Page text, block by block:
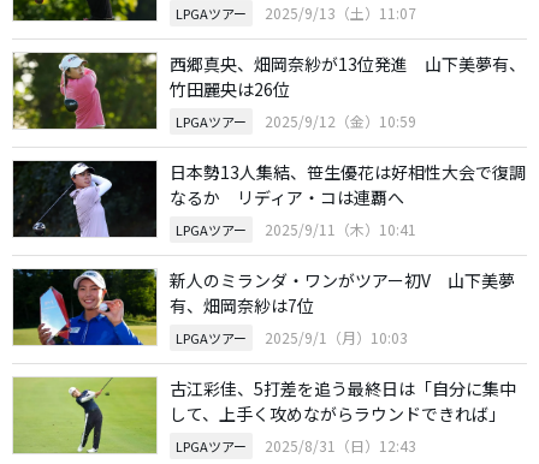
LPGAツアー 2025/9/13（土）11:07
西郷真央、畑岡奈紗が13位発進 山下美夢有、
竹田麗央は26位
LPGAツアー 2025/9/12（金）10:59
日本勢13人集結、笹生優花は好相性大会で復調
なるか リディア・コは連覇へ
LPGAツアー 2025/9/11（木）10:41
新人のミランダ・ワンがツアー初V 山下美夢
有、畑岡奈紗は7位
LPGAツアー 2025/9/1（月）10:03
古江彩佳、5打差を追う最終日は「自分に集中
して、上手く攻めながらラウンドできれば」
LPGAツアー 2025/8/31（日）12:43